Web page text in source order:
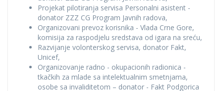
Projekat pilotiranja servisa Personalni asistent -
donator ZZZ CG Program Javnih radova,
Organizovani prevoz korisnika - Vlada Crne Gore,
komisija za raspodjelu sredstava od igara na sreću,
Razvijanje volonterskog servisa, donator Fakt,
Unicef,
Organizovanje radno - okupacionih radionica -
tkačkih za mlade sa intelektualnim smetnjama,
osobe sa invaliditetom – donator - Fakt Podgorica